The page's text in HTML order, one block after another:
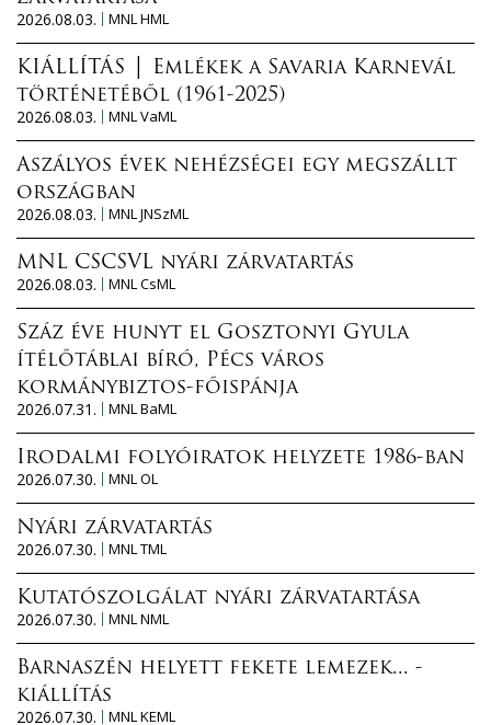
2026.08.03.
MNL HML
KIÁLLÍTÁS │ Emlékek a Savaria Karnevál
történetéből (1961-2025)
2026.08.03.
MNL VaML
Aszályos évek nehézségei egy megszállt
országban
2026.08.03.
MNL JNSzML
MNL CSCSVL nyári zárvatartás
2026.08.03.
MNL CsML
Száz éve hunyt el Gosztonyi Gyula
ítélőtáblai bíró, Pécs város
kormánybiztos-főispánja
2026.07.31.
MNL BaML
Irodalmi folyóiratok helyzete 1986-ban
2026.07.30.
MNL OL
Nyári zárvatartás
2026.07.30.
MNL TML
Kutatószolgálat nyári zárvatartása
2026.07.30.
MNL NML
Barnaszén helyett fekete lemezek... -
kiállítás
2026.07.30.
MNL KEML